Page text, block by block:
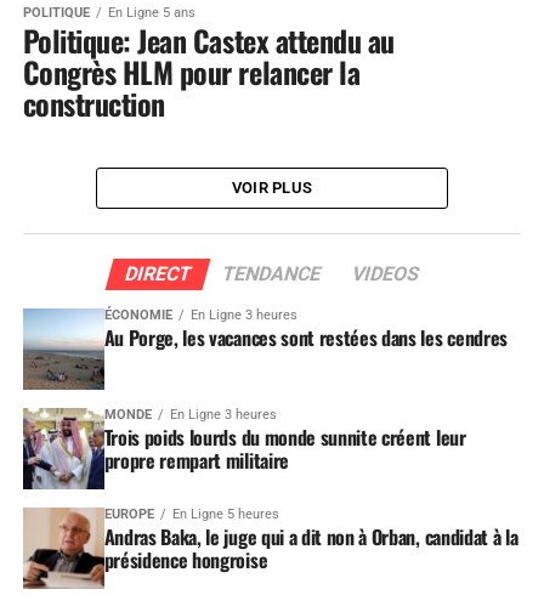
POLITIQUE En Ligne 5 ans
Politique: Jean Castex attendu au
Congrès HLM pour relancer la
construction
VOIR PLUS
DIRECT TENDANCE VIDEOS
ÉCONOMIE En Ligne 3 heures
Au Porge, les vacances sont restées dans les cendres
MONDE En Ligne 3 heures
Trois poids lourds du monde sunnite créent leur
propre rempart militaire
EUROPE En Ligne 5 heures
Andras Baka, le juge qui a dit non à Orban, candidat à la
présidence hongroise